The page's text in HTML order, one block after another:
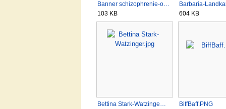
Banner schizophrenie-o…
103 KB
Barbaria-
604 KB
Bettina Stark-Watzinge…
BiffBaff.PNG